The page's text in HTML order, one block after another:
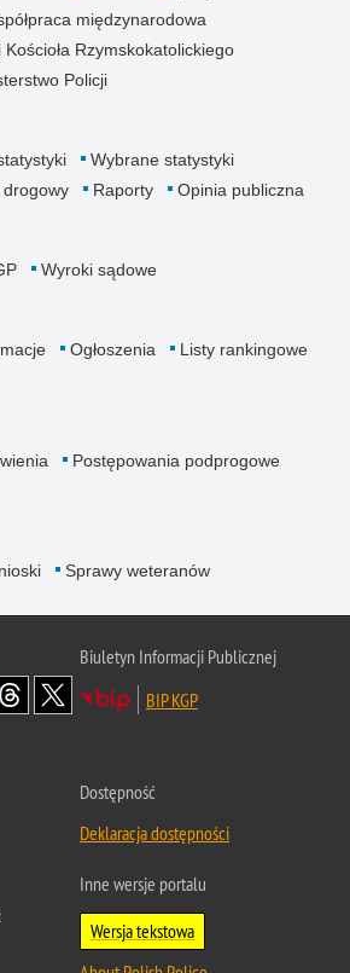
międzynarodowa
Rzymskokatolickiego
Policji
Wybrane statystyki
drogowy Raporty Opinia publiczna
Wyroki sądowe
Ogłoszenia
Listy rankingowe
Postępowania podprogowe
Sprawy weteranów
Biuletyn Informacji Publicznej
BIP KGP
Dostępność
Deklaracja dostępności
Inne wersje portalu
Wersja tekstowa